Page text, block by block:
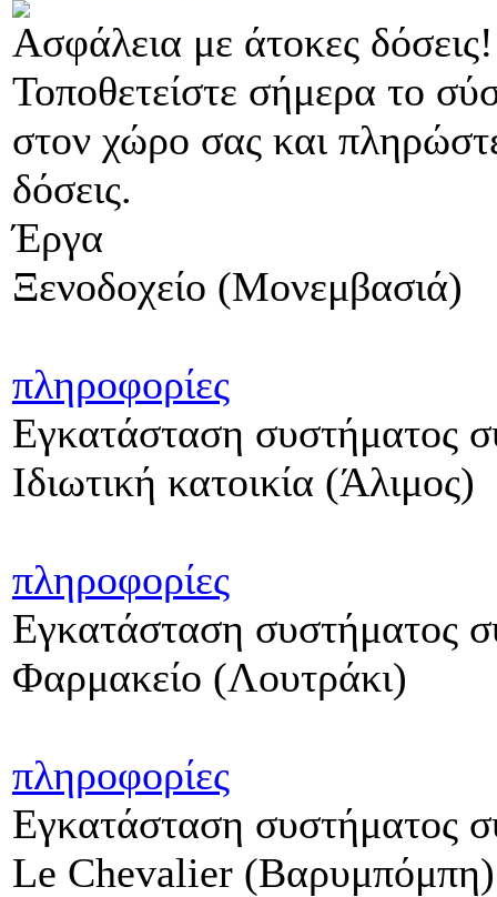
Ασφάλεια με άτοκες δόσεις!
Τοποθετείστε σήμερα το
στον χώρο σας και
δόσεις.
Έργα
Ξενοδοχείο (Μονεμβασιά)
πληροφορίες
Εγκατάσταση συστήματος
Ιδιωτική κατοικία (Άλιμος)
πληροφορίες
Εγκατάσταση συστήματος
Φαρμακείο (Λουτράκι)
πληροφορίες
Εγκατάσταση συστήματος
Le Chevalier (Βαρυμπόμπη)